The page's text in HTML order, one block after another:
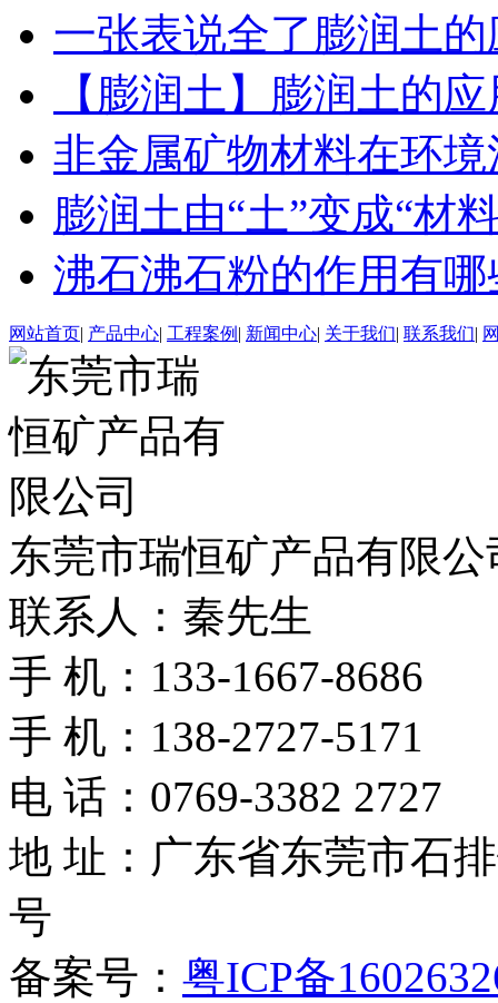
一张表说全了膨润土
【膨润土】膨润土的
非金属矿物材料在环
膨润土由“土”变成“材
沸石沸石粉的作用有哪
网站首页| 产品中心| 工程案例 | 新闻中心| 关于我们| 联系我们|
东莞市瑞恒矿产品有限
联系人：秦先生
手 机：133-1667-8686
手 机：138-2727-5171
电 话：0769-3382 2727
地 址：广东省东莞市石
号
备案号： 粤ICP备